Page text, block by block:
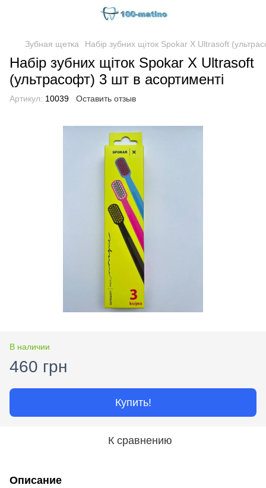
Зубная щетка Набір зубних щіток Spokar X Ultrasoft
Набір зубних щіток Spokar X Ultrasoft
(ультрасофт) 3 шт в асортименті
Артикул: 10039 Оставить отзыв
В наличии
460 грн
Купить!
К сравнению
Описание